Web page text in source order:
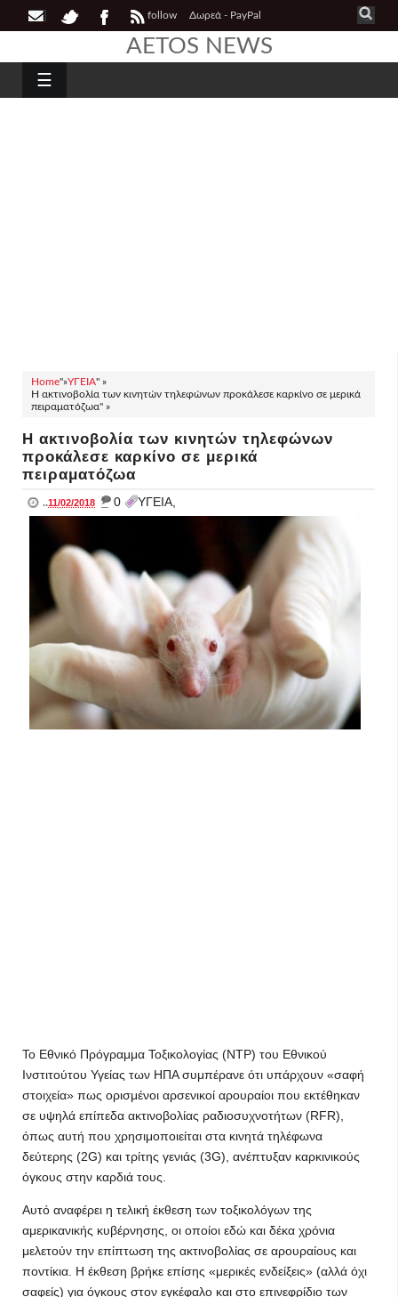
follow Δωρεά - PayPal
AETOS NEWS
☰
Home"»ΥΓΕΙΑ" »
Η ακτινοβολία των κινητών τηλεφώνων προκάλεσε καρκίνο σε μερικά
πειραματόζωα" »
Η ακτινοβολία των κινητών τηλεφώνων
προκάλεσε καρκίνο σε μερικά
πειραματόζωα
..11/02/2018 _ 0 ΥΓΕΙΑ,
Το Εθνικό Πρόγραμμα Τοξικολογίας (ΝΤΡ) του Εθνικού
Ινστιτούτου Υγείας των ΗΠΑ συμπέρανε ότι υπάρχουν «σαφή
στοιχεία» πως ορισμένοι αρσενικοί αρουραίοι που εκτέθηκαν
σε υψηλά επίπεδα ακτινοβολίας ραδιοσυχνοτήτων (RFR),
όπως αυτή που χρησιμοποιείται στα κινητά τηλέφωνα
δεύτερης (2G) και τρίτης γενιάς (3G), ανέπτυξαν καρκινικούς
όγκους στην καρδιά τους.
Αυτό αναφέρει η τελική έκθεση των τοξικολόγων της
αμερικανικής κυβέρνησης, οι οποίοι εδώ και δέκα χρόνια
μελετούν την επίπτωση της ακτινοβολίας σε αρουραίους και
ποντίκια. Η έκθεση βρήκε επίσης «μερικές ενδείξεις» (αλλά όχι
σαφείς) για όγκους στον εγκέφαλο και στο επινεφρίδιο των